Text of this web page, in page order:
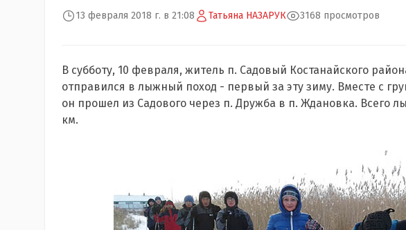
13 февраля 2018 г. в 21:08 Татьяна НАЗАРУК 3168 просмотров
В субботу, 10 февраля, житель п. Садовый Костанайского
отправился в лыжный поход - первый за эту зиму. Вместе с
он прошел из Садового через п. Дружба в п. Ждановка. Всего
км.